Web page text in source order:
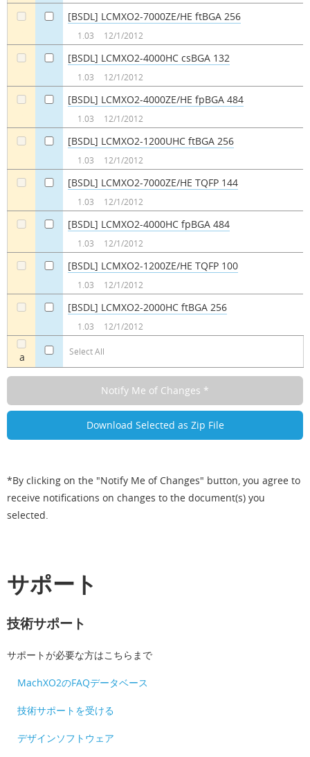
a Select All
[BSDL] LCMXO2-7000ZE/HE ftBGA 256
1.03 12/1/2012
[BSDL] LCMXO2-4000HC csBGA 132
1.03 12/1/2012
[BSDL] LCMXO2-4000ZE/HE fpBGA 484
1.03 12/1/2012
[BSDL] LCMXO2-1200UHC ftBGA 256
1.03 12/1/2012
[BSDL] LCMXO2-7000ZE/HE TQFP 144
1.03 12/1/2012
[BSDL] LCMXO2-4000HC fpBGA 484
1.03 12/1/2012
[BSDL] LCMXO2-1200ZE/HE TQFP 100
1.03 12/1/2012
[BSDL] LCMXO2-2000HC ftBGA 256
1.03 12/1/2012
*By clicking on the "Notify Me of Changes" button, you agree to
receive notifications on changes to the document(s) you
selected.
サポート
技術サポート
サポートが必要な方はこちらまで
MachXO2のFAQデータベース
技術サポートを受ける
デザインソフトウェア